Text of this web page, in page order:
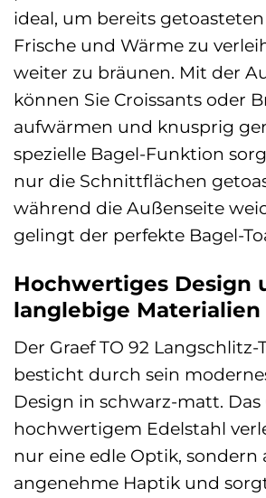
ideal, um bereits
Frische und Wärme zu
weiter zu bräunen. Mit der
können Sie Croissants oder
aufwärmen und knusprig
spezielle Bagel-Funktion
nur die Schnittflächen
während die Außenseite
gelingt der perfekte Bagel-
Hochwertiges Design
langlebige Materialien
Der Graef TO 92 Langschlitz-
besticht durch sein
Design in schwarz-matt. Das
hochwertigem Edelstahl
nur eine edle Optik, sondern
angenehme Haptik und